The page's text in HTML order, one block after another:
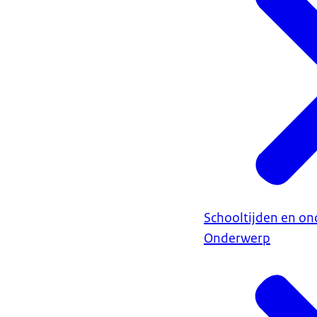
Schooltijden en
Onderwerp